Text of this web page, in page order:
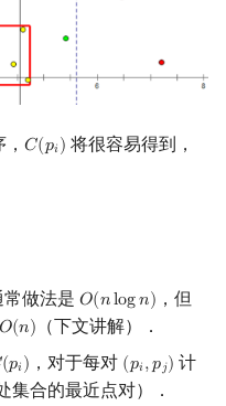
，𝐶(𝑝𝑖)
C(pi) 将很容易得到，
常做法是𝑂(𝑛log𝑛)
O(nlogn)
，但
𝑂(𝑛)
O(n)
（下文讲解）．
(𝑝𝑖)
i) ，对于每对 (𝑝𝑖,𝑝𝑗)
(pi,pj) 计
集合的最近点对）．